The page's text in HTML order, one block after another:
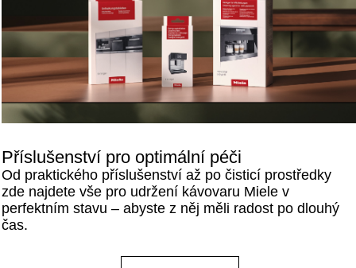
Příslušenství pro optimální péči
Od praktického příslušenství až po čisticí prostředky
zde najdete vše pro udržení kávovaru Miele v
perfektním stavu – abyste z něj měli radost po dlouhý
čas.